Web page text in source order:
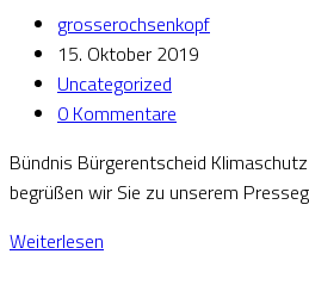
grosserochsenkopf
15. Oktober 2019
Uncategorized
0 Kommentare
Bündnis Bürgerentscheid
begrüßen wir Sie zu unserem
Weiterlesen